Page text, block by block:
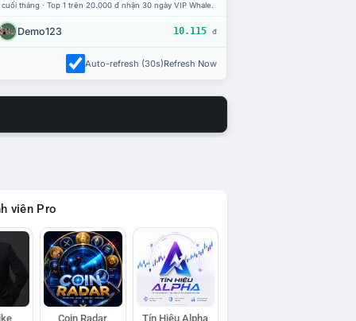
tháng · Top 1 trên 20.000 đ nhận 30 ngày VIP Whale.
Demo123 10.115 đ
Auto-refresh (30s)Refresh Now
viên Pro
Coin Radar Tín Hiệu Alpha